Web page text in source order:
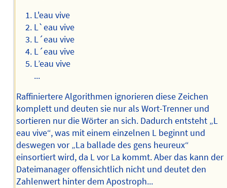
L'eau vive
L`eau vive
L´eau vive
L´eau vive
L’eau vive
...
Raffiniertere Algorithmen ignorieren diese Zeichen
komplett und deuten sie nur als Wort-Trenner und
sortieren nur die Wörter an sich. Dadurch entsteht „L
eau vive“, was mit einem einzelnen L beginnt und
deswegen vor „La ballade des gens heureux“
einsortiert wird, da L vor La kommt. Aber das kann der
Dateimanager offensichtlich nicht und deutet den
Zahlenwert hinter dem Apostroph...